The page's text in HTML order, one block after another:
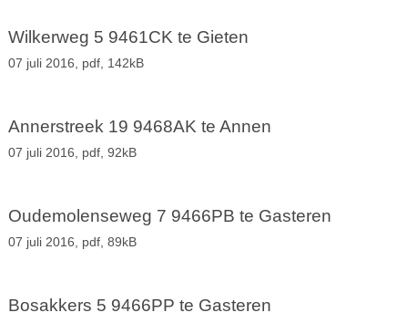
Wilkerweg 5 9461CK te Gieten
07 juli 2016, pdf, 142kB
Annerstreek 19 9468AK te Annen
07 juli 2016, pdf, 92kB
Oudemolenseweg 7 9466PB te Gasteren
07 juli 2016, pdf, 89kB
Bosakkers 5 9466PP te Gasteren